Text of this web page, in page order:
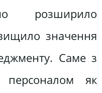
розширило
значення
Саме з
персоналом як